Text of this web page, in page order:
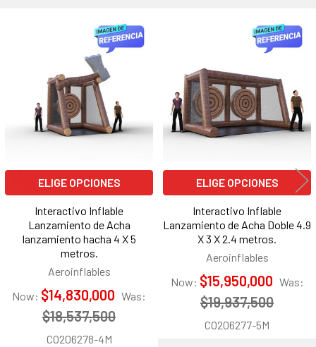
relacionados
ELIGE OPCIONES
Interactivo Inflable
Lanzamiento de Acha
lanzamiento hacha 4 X 5
metros.
Aeroinflables
Now: $14,830,000 Was:
$18,537,500
CO206278-4M
ELIGE OPCIONES
Interactivo Inflable
Lanzamiento de Acha Doble 4.9
X 3 X 2.4 metros.
Aeroinflables
Now: $15,950,000 Was:
$19,937,500
CO206277-5M